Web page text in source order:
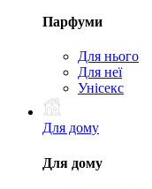
Парфуми
Для нього
Для неї
Унісекс
Для дому
Для дому